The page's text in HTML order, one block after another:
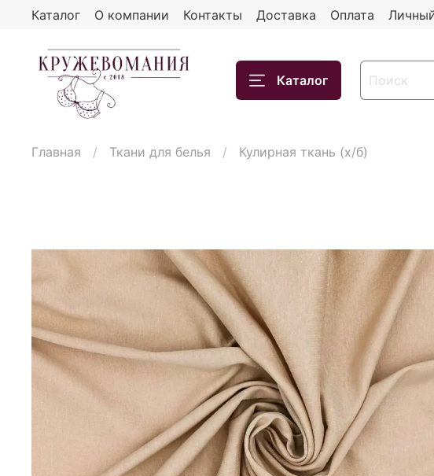
Каталог О компании Контакты Доставка Оплата
Каталог
Главная Ткани для белья Кулирная ткань (х/б)